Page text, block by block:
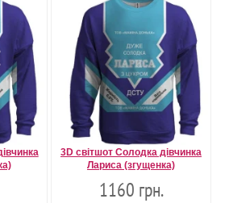
3D світшот Солодка дівчинка
Лариса (згущенка)
1160 грн.